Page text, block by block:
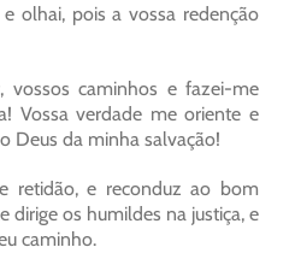
olhai, pois a vossa redenção
vossos caminhos e fazei-me
Vossa verdade me oriente e
Deus da minha salvação!
retidão, e reconduz ao bom
dirige os humildes na justiça, e
caminho.